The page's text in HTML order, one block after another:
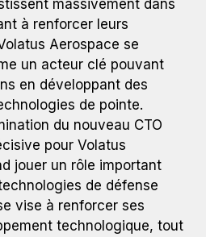
massivement dans
à renforcer leurs
Aerospace se
un acteur clé pouvant
en développant des
de pointe.
du nouveau CTO
pour Volatus
jouer un rôle important
de défense
vise à renforcer ses
technologique, tout